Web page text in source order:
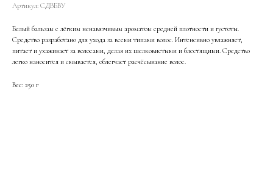
Артикул: СДВБВУ
Белый бальзам с лёгким ненавязчивым ароматом средней плотности и густоты.
Средство разработано для ухода за всеми типами волос. Интенсивно увлажняет,
питает и ухаживает за волосами, делая их шелковистыми и блестящими. Средство
легко наносится и смывается, облегчает расчёсывание волос.
Вес: 250 г